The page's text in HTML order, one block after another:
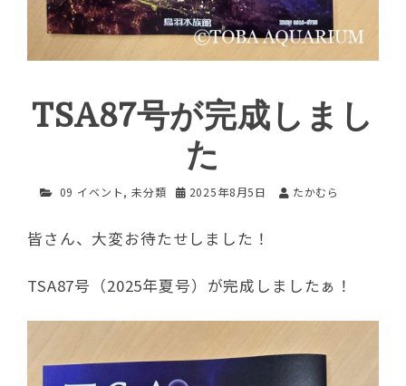
TSA87号が完成しまし
た
09 イベント,未分類 2025年8月5日 たかむら
皆さん、大変お待たせしました！
TSA87号（2025年夏号）が完成しましたぁ！